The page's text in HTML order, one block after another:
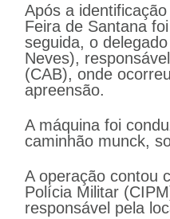
Após a
Feira de Santana
seguida, o
Neves),
(CAB), onde
apreensão.
A máquina foi
caminhão munck,
A operação contou
Polícia Militar
responsável pela